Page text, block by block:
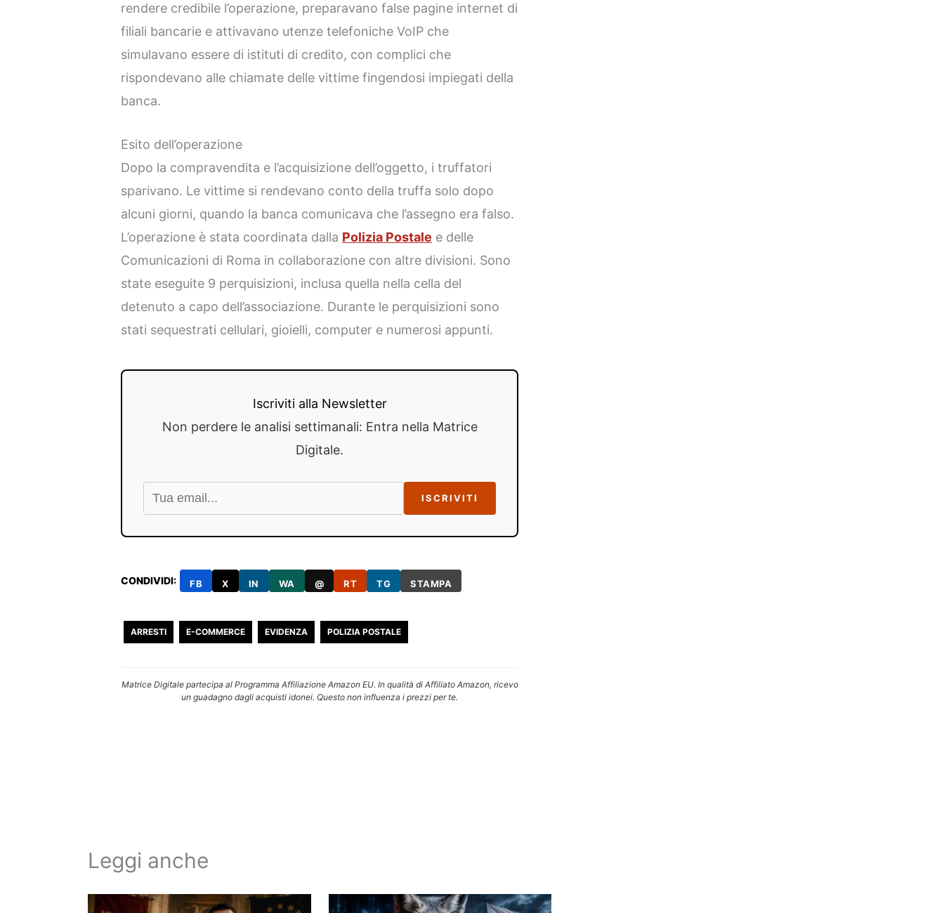
rendere credibile l’operazione, preparavano false pagine internet di
filiali bancarie e attivavano utenze telefoniche VoIP che
simulavano essere di istituti di credito, con complici che
rispondevano alle chiamate delle vittime fingendosi impiegati della
banca.
Esito dell’operazione
Dopo la compravendita e l’acquisizione dell’oggetto, i truffatori
sparivano. Le vittime si rendevano conto della truffa solo dopo
alcuni giorni, quando la banca comunicava che l’assegno era falso.
L’operazione è stata coordinata dalla Polizia Postale e delle
Comunicazioni di Roma in collaborazione con altre divisioni. Sono
state eseguite 9 perquisizioni, inclusa quella nella cella del
detenuto a capo dell’associazione. Durante le perquisizioni sono
stati sequestrati cellulari, gioielli, computer e numerosi appunti.
Iscriviti alla Newsletter
Non perdere le analisi settimanali: Entra nella Matrice
Digitale.
ISCRIVITI
CONDIVIDI: FB X IN WA @ RT TG STAMPA
ARRESTI E-COMMERCE EVIDENZA POLIZIA POSTALE
Matrice Digitale partecipa al Programma Affiliazione Amazon EU. In qualità di Affiliato Amazon, ricevo
un guadagno dagli acquisti idonei. Questo non influenza i prezzi per te.
Leggi anche